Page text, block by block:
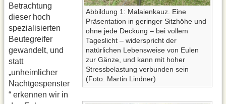
Abbildung 1: Malaienkauz. Eine
Präsentation in geringer Sitzhöhe und
ohne jede Deckung – bei vollem
Tageslicht – widerspricht der
natürlichen Lebensweise von Eulen
zur Gänze, und kann mit hoher
Stressbelastung verbunden sein
(Foto: Martin Lindner)
Betrachtung
dieser hoch
spezialisierten
Beutegreifer
gewandelt, und
statt
„unheimlicher
Nachtgespenster
“ erkennen wir in